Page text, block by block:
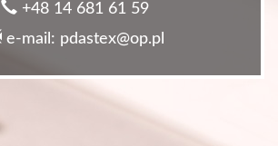
+48 14 681 61 59
e-mail: pdastex@op.pl